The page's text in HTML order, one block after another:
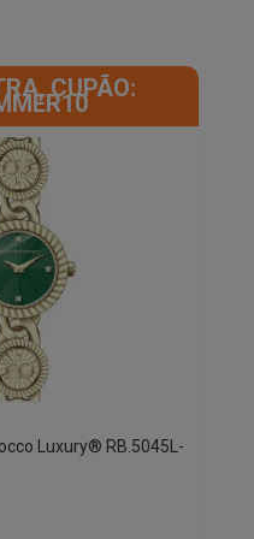
CUPÃO:
Luxury® RB.5045L-